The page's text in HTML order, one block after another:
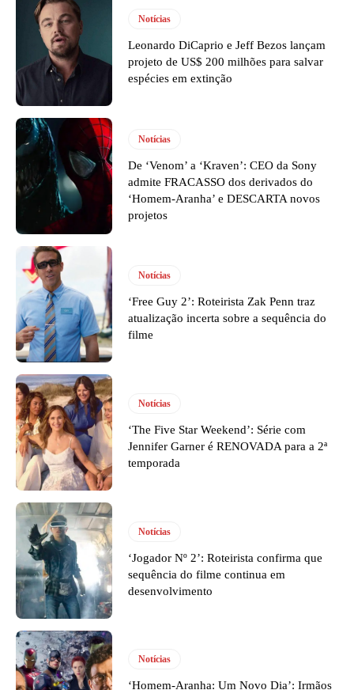
Notícias
Leonardo DiCaprio e Jeff Bezos lançam
projeto de US$ 200 milhões para salvar
espécies em extinção
Notícias
De ‘Venom’ a ‘Kraven’: CEO da Sony
admite FRACASSO dos derivados do
‘Homem-Aranha’ e DESCARTA novos
projetos
Notícias
‘Free Guy 2’: Roteirista Zak Penn traz
atualização incerta sobre a sequência do
filme
Notícias
‘The Five Star Weekend’: Série com
Jennifer Garner é RENOVADA para a 2ª
temporada
Notícias
‘Jogador Nº 2’: Roteirista confirma que
sequência do filme continua em
desenvolvimento
Notícias
‘Homem-Aranha: Um Novo Dia’: Irmãos